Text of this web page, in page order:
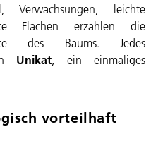
Verwachsungen, leichte
Flächen erzählen die
des Baums. Jedes
Unikat , ein einmaliges
vorteilhaft